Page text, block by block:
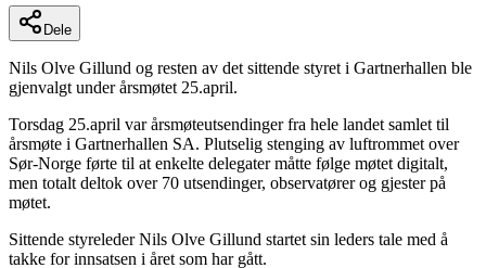
Dele
Nils Olve Gillund og resten av det sittende styret i Gartnerhallen ble
gjenvalgt under årsmøtet 25.april.
Torsdag 25.april var årsmøteutsendinger fra hele landet samlet til
årsmøte i Gartnerhallen SA. Plutselig stenging av luftrommet over
Sør-Norge førte til at enkelte delegater måtte følge møtet digitalt,
men totalt deltok over 70 utsendinger, observatører og gjester på
møtet.
Sittende styreleder Nils Olve Gillund startet sin leders tale med å
takke for innsatsen i året som har gått.